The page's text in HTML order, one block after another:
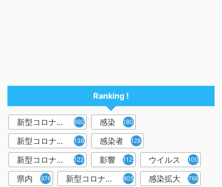
Ranking !
新型コロナウイルス 6921 感染 1809
新型コロナウィルス 1382 感染者 1283
新型コロナウイルス感染症 1226 影響 1129 ウイルス 1001
県内 976 新型コロナウイルス感染 805 感染拡大 766